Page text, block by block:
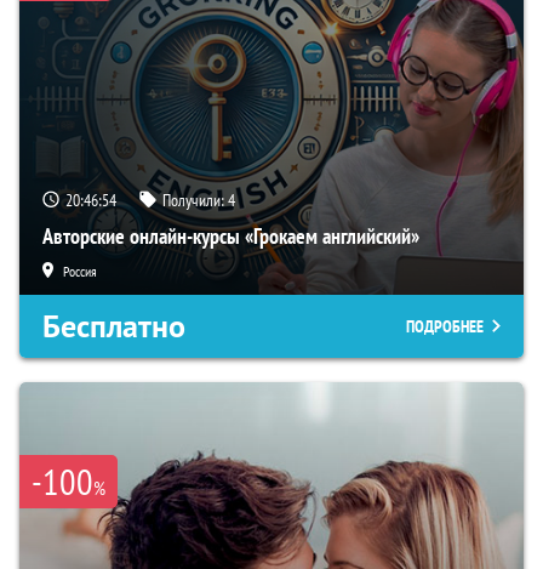
20:46:53 Получили:4
Авторские онлайн-курсы «Грокаем английский»
Россия
Бесплатно ПОДРОБНЕЕ
-100%